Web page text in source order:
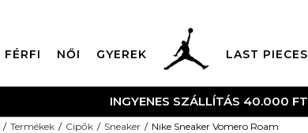
FÉRFI NŐI GYEREK LAST PIECES
Termékek Cipők Sneaker Nike Sneaker Vomero Roam